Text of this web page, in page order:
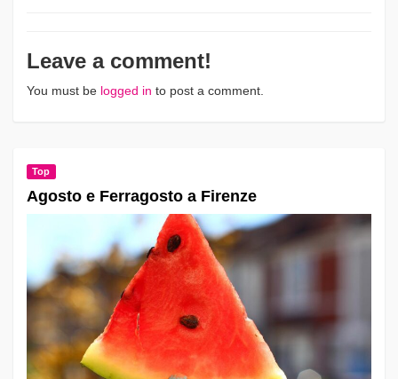
Leave a comment!
You must be logged in to post a comment.
Top
Agosto e Ferragosto a Firenze